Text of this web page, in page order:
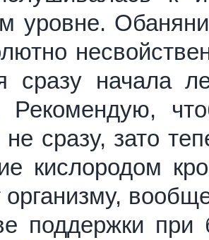
уровне.
сразу начала
Рекомендую,
не сразу, зато
кислородом
организму,
поддержки